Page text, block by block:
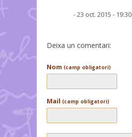
- 23 oct. 2015 - 19:30
Deixa un comentari:
Nom (camp obligatori)
Mail (camp obligatori)